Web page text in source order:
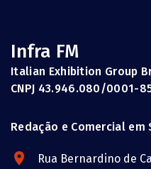
Infra FM
Italian Exhibition Group
CNPJ 43.946.080/0001-
Redação e Comercial em
Rua Bernardino de